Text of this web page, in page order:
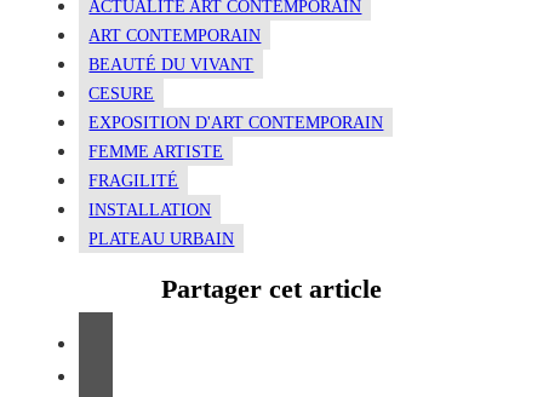
ACTUALITÉ ART CONTEMPORAIN
ART CONTEMPORAIN
BEAUTÉ DU VIVANT
CESURE
EXPOSITION D'ART CONTEMPORAIN
FEMME ARTISTE
FRAGILITÉ
INSTALLATION
PLATEAU URBAIN
Partager cet article